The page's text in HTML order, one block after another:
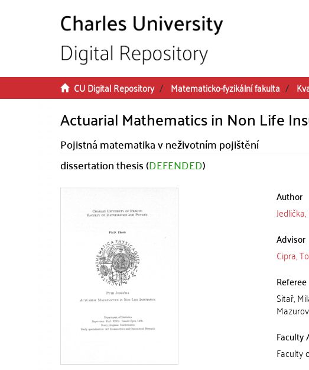
CU Digital Repository Matematicko-fyzikální fakulta
Actuarial Mathematics in Non Life
Pojistná matematika v neživotním pojištění
dissertation thesis (DEFENDED)
Author
Advisor
Cipra,
Referee
Sitař,
Faculty
Faculty